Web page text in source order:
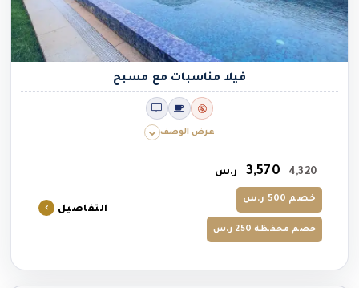
فيلا مناسبات مع مسبح
عرض الوصف
4,320
3,570 ر.س
خصم 500 ر.س
خصم محفظة 250 ر.س
التفاصيل